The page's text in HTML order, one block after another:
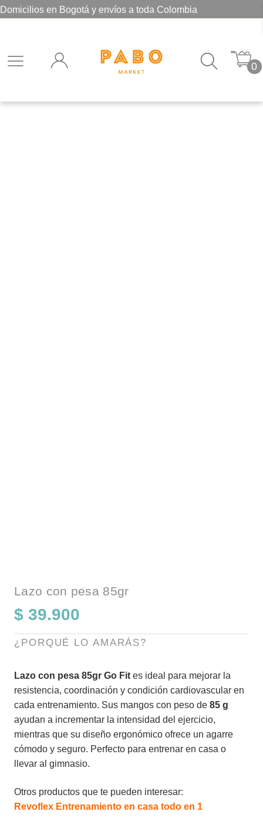
Domicilios en Bogotá y envíos a toda Colombia
0
Lazo con pesa 85gr
$ 39.900
¿PORQUÉ LO AMARÁS?
Lazo con pesa 85gr Go Fit es ideal para mejorar la
resistencia, coordinación y condición cardiovascular en
cada entrenamiento. Sus mangos con peso de 85 g
ayudan a incrementar la intensidad del ejercicio,
mientras que su diseño ergonómico ofrece un agarre
cómodo y seguro. Perfecto para entrenar en casa o
llevar al gimnasio.
Otros productos que te pueden interesar:
Revoflex Entrenamiento en casa todo en 1